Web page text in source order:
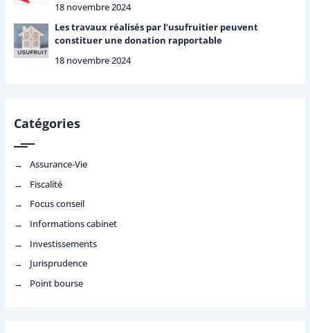
18 novembre 2024
Les travaux réalisés par l’usufruitier peuvent
constituer une donation rapportable
18 novembre 2024
Catégories
Assurance-Vie
Fiscalité
Focus conseil
Informations cabinet
Investissements
Jurisprudence
Point bourse